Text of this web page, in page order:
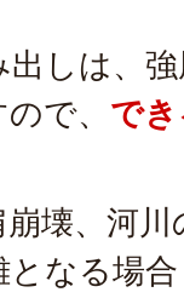
しは、
で、 で
壊、河
となる場